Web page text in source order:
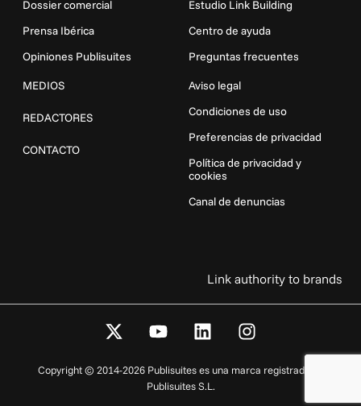
Dossier comercial
Prensa Ibérica
Opiniones Publisuites
Estudio Link Building
Centro de ayuda
Preguntas frecuentes
MEDIOS
REDACTORES
CONTACTO
Aviso legal
Condiciones de uso
Preferencias de privacidad
Política de privacidad y
cookies
Canal de denuncias
Link authority to brands
Copyright © 2014-2026 Publisuites es una marca registrada de
Publisuites S.L.
X
-
w
Y
o
t
u
L
i
k
e
I
n
t